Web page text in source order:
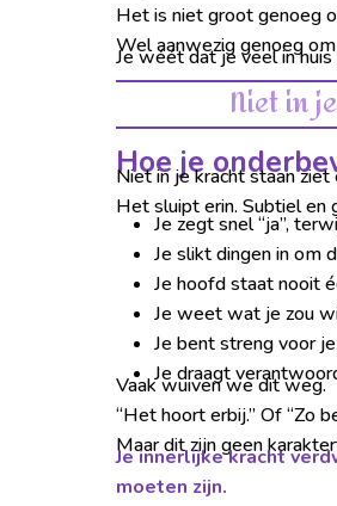
Het is niet groot genoeg
Wel aanwezig genoeg
Je wéét dat je veel in
Niet in je
Hoe je
Niet in je kracht staan
Het sluipt erin. Subtiel en
Je zegt snel “ja”,
Je slikt dingen in om
Je hoofd staat nooit
Je weet wat je zou
Je bent streng voor
Je draagt
Vaak wuiven we dit weg.
“Het hoort erbij.” Of “Zo
Maar dit zijn geen
Je innerlijke kracht
moeten zijn.